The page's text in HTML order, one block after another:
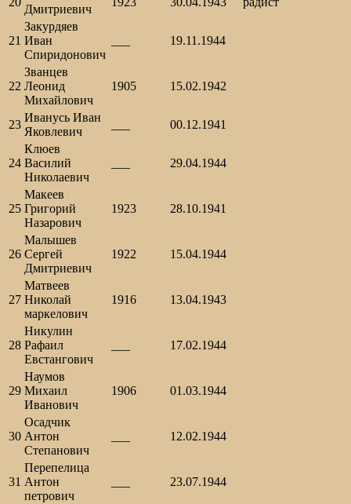
Дмитриевич
21
Закурдяев
Иван
Спиридонович
19.11.1944
22
Званцев
Леонид
Михайлович
1905 15.02.1942
23
Иванусь Иван
Яковлевич
00.12.1941
24
Клюев
Василий
Николаевич
29.04.1944
25
Макеев
Григорий
Назарович
1923 28.10.1941
26
Малышев
Сергей
Дмитриевич
1922 15.04.1944
27
Матвеев
Николай
маркелович
1916 13.04.1943
28
Никулин
Рафаил
Евстангович
17.02.1944
29
Наумов
Михаил
Иванович
1906 01.03.1944
30
Осадчик
Антон
Степанович
12.02.1944
31
Перепелица
Антон
петрович
23.07.1944